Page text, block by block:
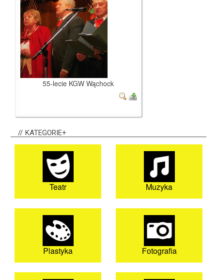
55-lecie KGW Wąchock
KATEGORIE+
Teatr Muzyka
Plastyka Fotografia